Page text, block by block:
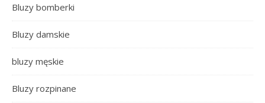
Bluzy bomberki
Bluzy damskie
bluzy męskie
Bluzy rozpinane